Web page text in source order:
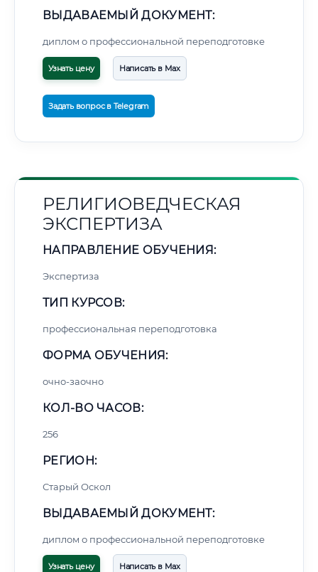
ВЫДАВАЕМЫЙ ДОКУМЕНТ:
диплом о профессиональной переподготовке
Узнать цену Написать в Max
Задать вопрос в Telegram
РЕЛИГИОВЕДЧЕСКАЯ
ЭКСПЕРТИЗА
НАПРАВЛЕНИЕ ОБУЧЕНИЯ:
Экспертиза
ТИП КУРСОВ:
профессиональная переподготовка
ФОРМА ОБУЧЕНИЯ:
очно-заочно
КОЛ-ВО ЧАСОВ:
256
РЕГИОН:
Старый Оскол
ВЫДАВАЕМЫЙ ДОКУМЕНТ:
диплом о профессиональной переподготовке
Узнать цену Написать в Max